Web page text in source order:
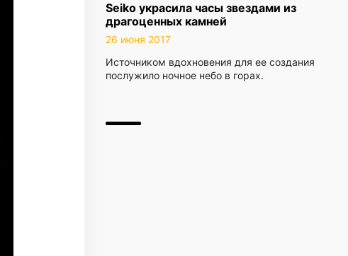
Seiko украсила часы звездами из
драгоценных камней
26 июня 2017
Источником вдохновения для ее создания
послужило ночное небо в горах.